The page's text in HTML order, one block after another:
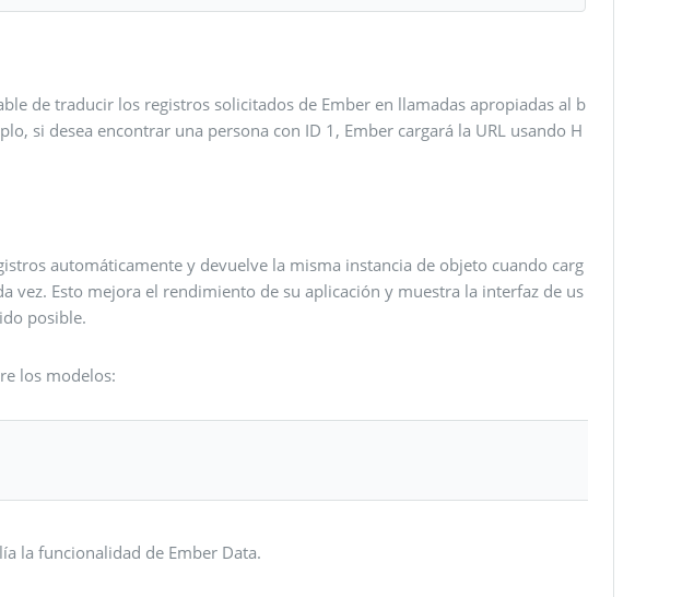
de traducir los registros solicitados de Ember en llamadas apropiadas al b
si desea encontrar una persona con ID 1, Ember cargará la URL usando H
automáticamente y devuelve la misma instancia de objeto cuando carg
vez. Esto mejora el rendimiento de su aplicación y muestra la interfaz de us
posible.
los modelos:
la funcionalidad de Ember Data.